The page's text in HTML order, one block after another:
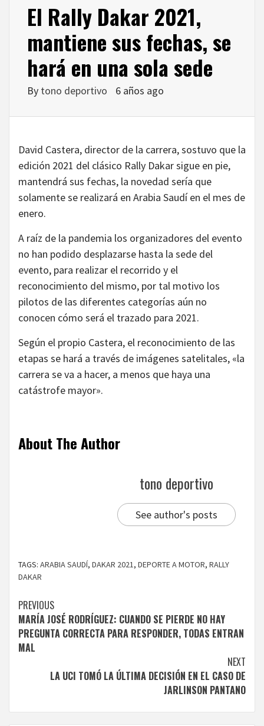
El Rally Dakar 2021,
mantiene sus fechas, se
hará en una sola sede
By tono deportivo 6 años ago
David Castera, director de la carrera, sostuvo que la
edición 2021 del clásico Rally Dakar sigue en pie,
mantendrá sus fechas, la novedad sería que
solamente se realizará en Arabia Saudí en el mes de
enero.
A raíz de la pandemia los organizadores del evento
no han podido desplazarse hasta la sede del
evento, para realizar el recorrido y el
reconocimiento del mismo, por tal motivo los
pilotos de las diferentes categorías aún no
conocen cómo será el trazado para 2021.
Según el propio Castera, el reconocimiento de las
etapas se hará a través de imágenes satelitales, «la
carrera se va a hacer, a menos que haya una
catástrofe mayor».
About The Author
tono deportivo
See author's posts
TAGS: ARABIA SAUDÍ, DAKAR 2021, DEPORTE A MOTOR, RALLY
DAKAR
Continue
Reading
PREVIOUS
MARÍA JOSÉ RODRÍGUEZ: CUANDO SE PIERDE NO HAY
PREGUNTA CORRECTA PARA RESPONDER, TODAS ENTRAN
MAL
NEXT
LA UCI TOMÓ LA ÚLTIMA DECISIÓN EN EL CASO DE
JARLINSON PANTANO